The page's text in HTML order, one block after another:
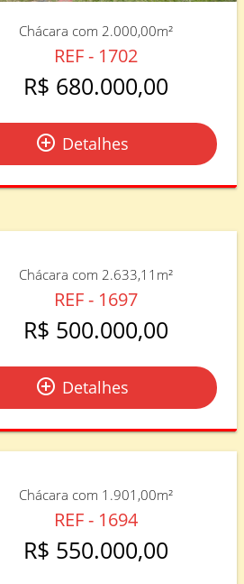
Chácara com 2.000,00m²
REF - 1702
R$ 680.000,00
add_circle_outline Detalhes
Chácara com 2.633,11m²
REF - 1697
R$ 500.000,00
add_circle_outline Detalhes
Chácara com 1.901,00m²
REF - 1694
R$ 550.000,00